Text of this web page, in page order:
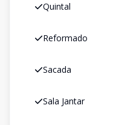
Quintal
Reformado
Sacada
Sala Jantar